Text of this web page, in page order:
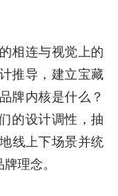
相连与视觉上的
推导，建立宝藏
牌内核是什么？
的设计调性，抽
线上下场景并统
理念。